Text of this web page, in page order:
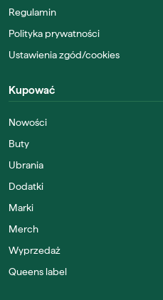
Regulamin
Polityka prywatności
Ustawienia zgód/cookies
Kupować
Nowości
Buty
Ubrania
Dodatki
Marki
Merch
Wyprzedaż
Queens label